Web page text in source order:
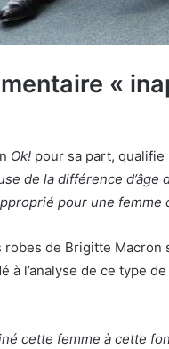
«
Ok! pour sa part,
de la différence
pour une femme
robes de Brigitte Macron
à l’analyse de ce type
cette femme à cette